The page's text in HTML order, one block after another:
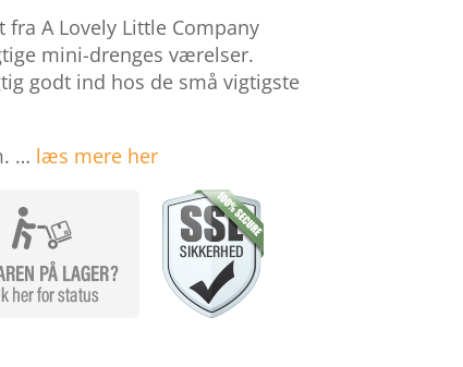
fra A Lovely Little Company
mini-drenges værelser.
godt ind hos de små vigtigste
… læs mere her